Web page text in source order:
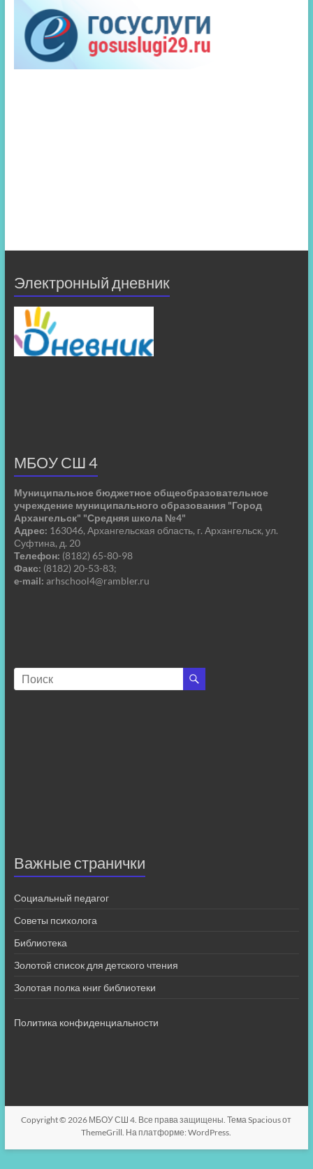
Электронный дневник
МБОУ СШ 4
Муниципальное бюджетное общеобразовательное
учреждение муниципального образования "Город
Архангельск" "Средняя школа №4"
Адрес: 163046, Архангельская область, г. Архангельск, ул.
Суфтина, д. 20
Телефон: (8182) 65-80-98
Факс: (8182) 20-53-83;
e-mail: arhschool4@rambler.ru
Важные странички
Социальный педагог
Советы психолога
Библиотека
Золотой список для детского чтения
Золотая полка книг библиотеки
Политика конфиденциальности
Copyright © 2026 МБОУ СШ 4 . Все права защищены. ТемаSpaciousот
ThemeGrill. На платформе:WordPress